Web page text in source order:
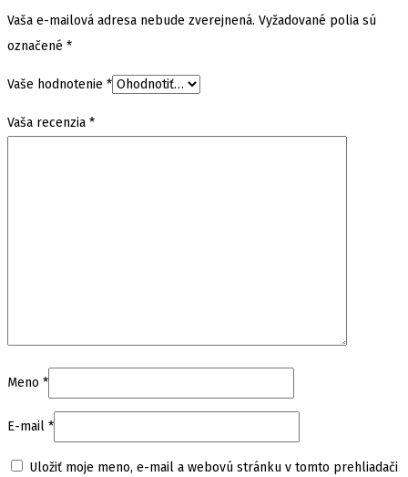
Vaša e-mailová adresa nebude zverejnená. Vyžadované polia sú
označené *
Vaše hodnotenie *
Vaša recenzia *
Meno *
E-mail *
Uložiť moje meno, e-mail a webovú stránku v tomto prehliadači